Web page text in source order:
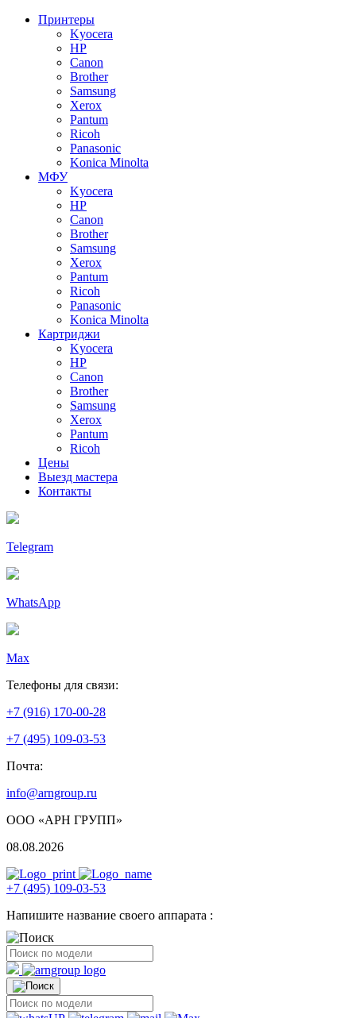
Принтеры
Kyocera
HP
Canon
Brother
Samsung
Xerox
Pantum
Ricoh
Panasonic
Konica Minolta
МФУ
Kyocera
HP
Canon
Brother
Samsung
Xerox
Pantum
Ricoh
Panasonic
Konica Minolta
Картриджи
Kyocera
HP
Canon
Brother
Samsung
Xerox
Pantum
Ricoh
Цены
Выезд мастера
Контакты
Telegram
WhatsApp
Max
Телефоны для связи:
+7 (916) 170-00-28
+7 (495) 109-03-53
Почта:
info@arngroup.ru
ООО «АРН ГРУПП»
08.08.2026
+7 (495) 109-03-53
Напишите название своего аппарата :